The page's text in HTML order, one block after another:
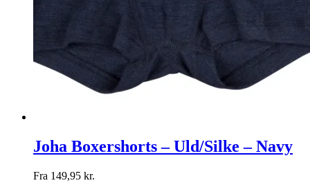
Joha Boxershorts – Uld/Silke – Navy
Fra 149,95 kr.